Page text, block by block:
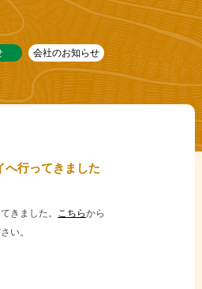
会社のお知らせ
へ行ってきました
きました。 こちらから
い。